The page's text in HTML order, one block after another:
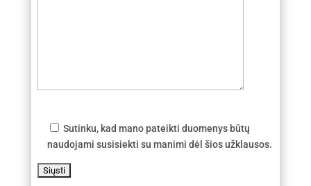
Sutinku, kad mano pateikti duomenys būtų
naudojami susisiekti su manimi dėl šios užklausos.